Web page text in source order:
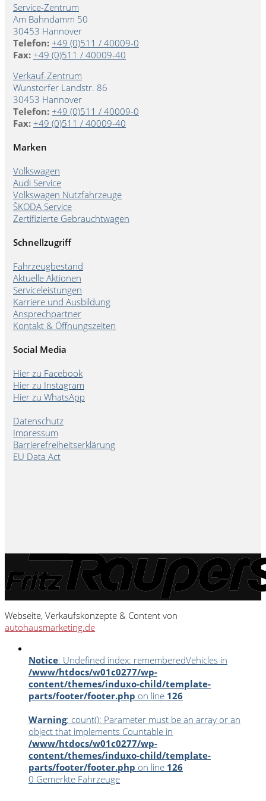
Service-Zentrum
Am Bahndamm 50
30453 Hannover
Telefon: +49 (0)511 / 40009-0
Fax: +49 (0)511 / 40009-40
Verkauf-Zentrum
Wunstorfer Landstr. 86
30453 Hannover
Telefon: +49 (0)511 / 40009-0
Fax: +49 (0)511 / 40009-40
Marken
Volkswagen
Audi Service
Volkswagen Nutzfahrzeuge
ŠKODA Service
Zertifizierte Gebrauchtwagen
Schnellzugriff
Fahrzeugbestand
Aktuelle Aktionen
Serviceleistungen
Karriere und Ausbildung
Ansprechpartner
Kontakt & Öffnungszeiten
Social Media
Hier zu Facebook
Hier zu Instagram
Hier zu WhatsApp
Datenschutz
Impressum
Barrierefreiheitserklärung
EU Data Act
Webseite, Verkaufskonzepte & Content von
autohausmarketing.de
Notice: Undefined index: rememberedVehicles in
/www/htdocs/w01c0277/wp-
content/themes/induxo-child/template-
parts/footer/footer.php on line 126
Warning: count(): Parameter must be an array or an
object that implements Countable in
/www/htdocs/w01c0277/wp-
content/themes/induxo-child/template-
parts/footer/footer.php on line 126
0 Gemerkte Fahrzeuge